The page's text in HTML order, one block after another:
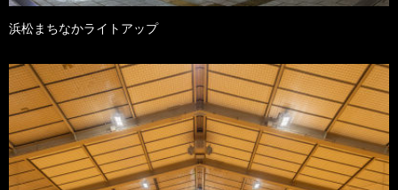
浜松まちなかライトアップ